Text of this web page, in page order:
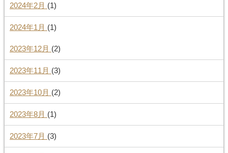
2024年2月 (1)
2024年1月 (1)
2023年12月 (2)
2023年11月 (3)
2023年10月 (2)
2023年8月 (1)
2023年7月 (3)